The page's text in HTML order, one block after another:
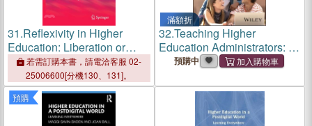
31.Reflexivity in Higher
Education: Liberation or
Entrapment?
若需訂購本書，請電洽客服 02-
25006600[分機130、131]。
滿額折
32.Teaching Higher
Education Administrators: A
Case Study Approach
預購中
預購